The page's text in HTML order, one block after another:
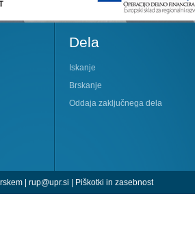
Dela
Iskanje
Brskanje
Oddaja zaključnega dela
| rup@upr.si | Piškotki in zasebnost